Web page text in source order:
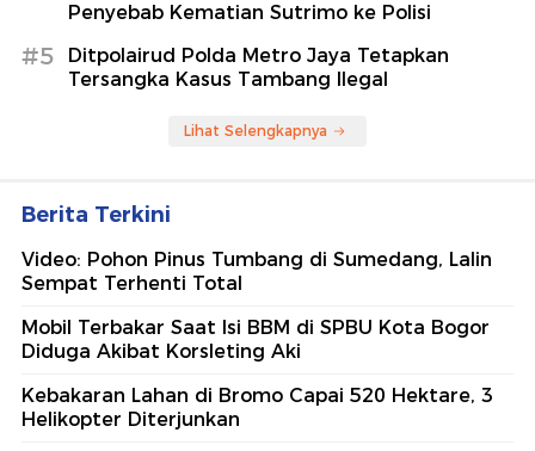
Penyebab Kematian Sutrimo ke Polisi
#5
Ditpolairud Polda Metro Jaya Tetapkan
Tersangka Kasus Tambang Ilegal
Lihat Selengkapnya
Berita Terkini
Video: Pohon Pinus Tumbang di Sumedang, Lalin
Sempat Terhenti Total
Mobil Terbakar Saat Isi BBM di SPBU Kota Bogor
Diduga Akibat Korsleting Aki
Kebakaran Lahan di Bromo Capai 520 Hektare, 3
Helikopter Diterjunkan